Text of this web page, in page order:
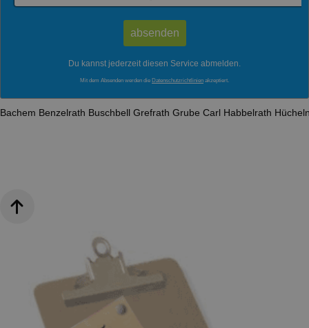
Du kannst jederzeit diesen Service abmelden.
Mit dem Absenden werden die Datenschutzrichtlinien akzeptiert.
Bachem Benzelrath Buschbell Grefrath Grube Carl Habbelrath